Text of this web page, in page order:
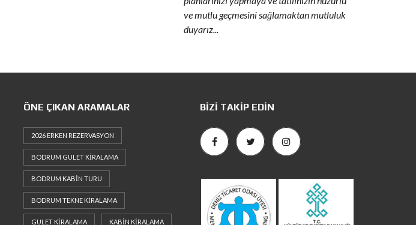
ve mutlu geçmesini sağlamaktan mutluluk
duyarız...
ÖNE ÇIKAN ARAMALAR
2026 ERKEN REZERVASYON
BODRUM GULET KIRALAMA
BODRUM KABIN TURU
BODRUM TEKNE KIRALAMA
GULET KIRALAMA KABIN KIRALAMA
BIZI TAKIP EDIN